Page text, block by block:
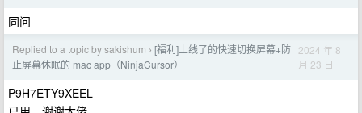
同问
Replied to a topic by sakishum › [福利]上线了的快速切换屏幕+防
止屏幕休眠的 mac app（NinjaCursor）
2024 年 8
月 23 日
P9H7ETY9XEEL